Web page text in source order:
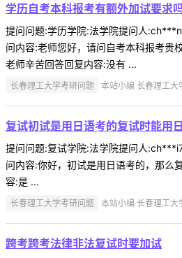
学历自考本科报考有额外加试要求
提问问题:学历学院:法学院提问人
问内容:老师您好，请问自考本科报考贵
老师辛苦回答回复内容:没有 ...
长春理工大学考研问题 本站小编 长春理工
复试初试是用日语考的复试时能用
提问问题:复试学院:法学院提问人
问内容:你好，初试是用日语考的，那么
容:是 ...
长春理工大学考研问题 本站小编 长春理工
跨考跨考法律非法复试时要加试